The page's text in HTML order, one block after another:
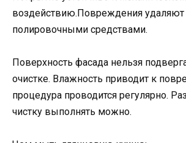
воздействию.Повреждения удаляют
полировочными средствами.
Поверхность фасада нельзя
очистке. Влажность приводит к
процедура проводится регулярно.
чистку выполнять можно.